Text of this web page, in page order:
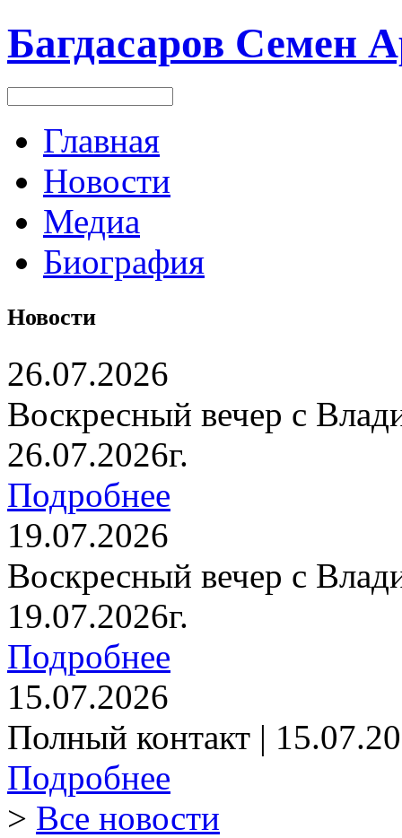
Багдасаров Семен
Главная
Новости
Медиа
Биография
Новости
26.07.2026
Воскресный вечер с
26.07.2026г.
Подробнее
19.07.2026
Воскресный вечер с
19.07.2026г.
Подробнее
15.07.2026
Полный контакт |
Подробнее
> Все новости